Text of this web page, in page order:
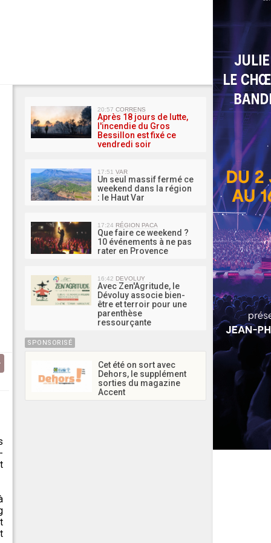
MA
20:57 CORRENS
Après 18 jours de lutte,
l'incendie du Gros
Bessillon est fixé ce
vendredi soir
17:51 VAR
Un seul massif fermé ce
weekend dans la région
: le Haut Var
17:24 RÉGION PACA
Que faire ce weekend ?
10 événements à ne pas
rater en Provence
16:42 DEVOLUY
Avec Zen'Agritude, le
Dévoluy associe bien-
être et terroir pour une
parenthèse
ressourçante
SPONSORISÉ
Cet été on sort avec
Dehors, le supplément
sorties du magazine
Accent